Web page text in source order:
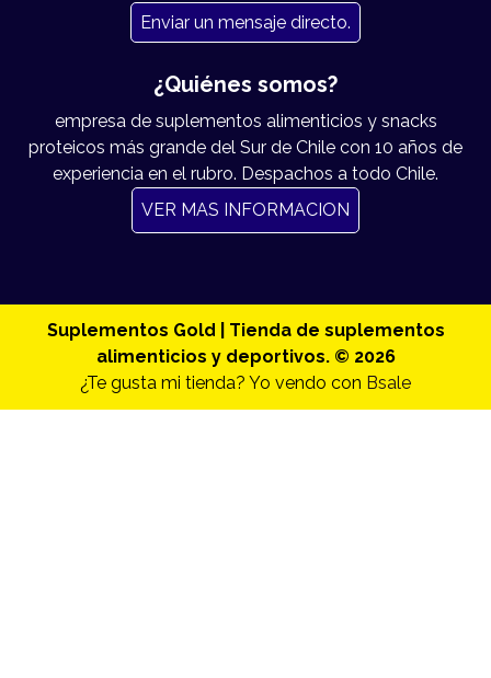
Enviar un mensaje directo.
¿Quiénes somos?
empresa de suplementos alimenticios y snacks
proteicos más grande del Sur de Chile con 10 años de
experiencia en el rubro. Despachos a todo Chile.
VER MAS INFORMACION
Suplementos Gold | Tienda de suplementos
alimenticios y deportivos. © 2026
¿Te gusta mi tienda? Yo vendo con Bsale